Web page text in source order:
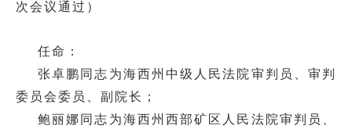
次会议通过）
任命：
张卓鹏同志为海西州中级人民法院审判员、审判
委员会委员、副院长；
鲍丽娜同志为海西州西部矿区人民法院审判员、